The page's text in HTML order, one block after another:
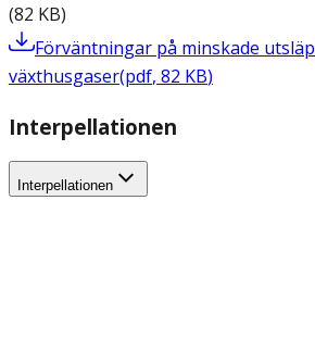
(82 KB)
Förväntningar på minskade
växthusgaser(pdf, 82 KB)
Interpellationen
Interpellationen